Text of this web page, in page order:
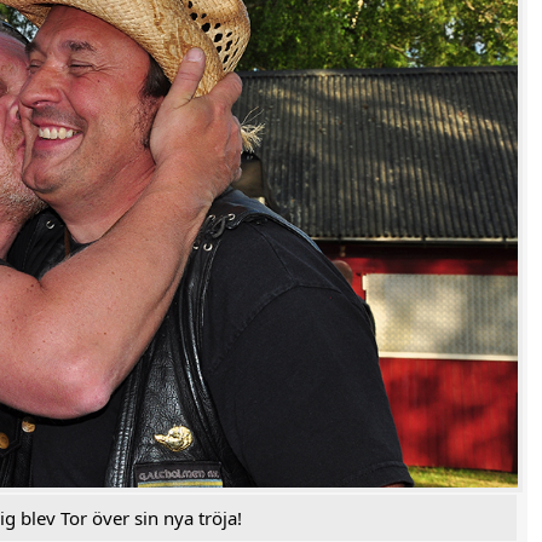
Del 7
Del 8
Del 9
Del 10
Artikel 151221
Del 11
Del 12
Del 13
Peter Lelie
Tompa Hulting
Anders Anjou
Mats Haga
Peter Koij
blev Tor över sin nya tröja!